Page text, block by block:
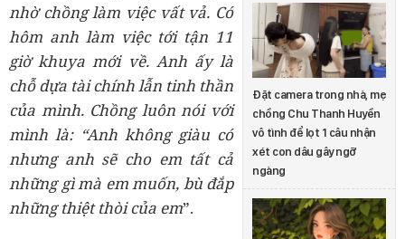
Đặt camera trong nhà, mẹ
chồng Chu Thanh Huyền
vô tình để lọt 1 câu nhận
xét con dâu gây ngỡ
ngàng
nhờ chồng làm việc vất vả. Có
hôm anh làm việc tới tận 11
giờ khuya mới về. Anh ấy là
chỗ dựa tài chính lẫn tinh thần
của mình. Chồng luôn nói với
mình là: “Anh không giàu có
nhưng anh sẽ cho em tất cả
những gì mà em muốn, bù đắp
những thiệt thòi của em”.